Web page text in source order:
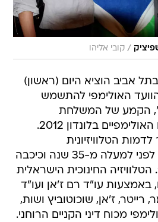
/ קובי אליהו
אביב הוציא היום (ראשון)
האולימפי להתשמש
הקמע של המשלחת
הישראלית למשחקים האולימפיים בלונדון 2012.
הטלוויזיונית
"קישקשתא" שנוצרה לפני למעלה מ-35 שנה וכיכבה
החינוכית הישראלית
באמצעות עו"ד רם ז'אן ועו"ד
ז'אן, שוכוטוביץ ושות,
מכוח דיני הקניים הרוחני.